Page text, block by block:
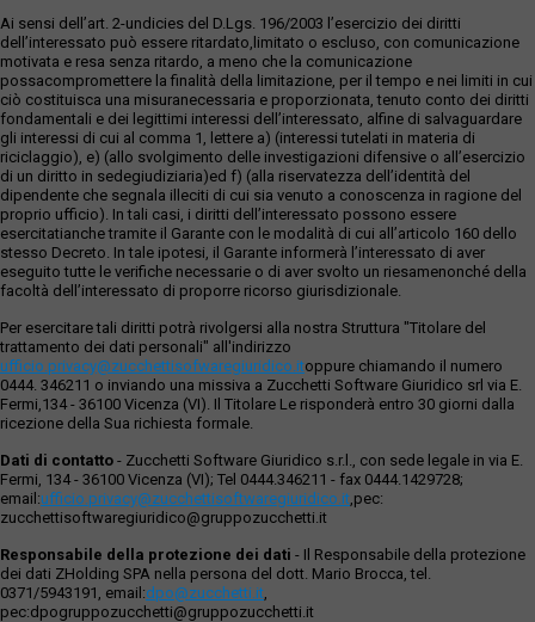
Ai sensi dell’art. 2-undicies del D.Lgs. 196/2003 l’esercizio dei diritti
dell’interessato può essere ritardato,limitato o escluso, con comunicazione
motivata e resa senza ritardo, a meno che la comunicazione
possacompromettere la finalità della limitazione, per il tempo e nei limiti in cui
ciò costituisca una misuranecessaria e proporzionata, tenuto conto dei diritti
fondamentali e dei legittimi interessi dell’interessato, alfine di salvaguardare
gli interessi di cui al comma 1, lettere a) (interessi tutelati in materia di
riciclaggio), e) (allo svolgimento delle investigazioni difensive o all’esercizio
di un diritto in sedegiudiziaria)ed f) (alla riservatezza dell’identità del
dipendente che segnala illeciti di cui sia venuto a conoscenza in ragione del
proprio ufficio). In tali casi, i diritti dell’interessato possono essere
esercitatianche tramite il Garante con le modalità di cui all’articolo 160 dello
stesso Decreto. In tale ipotesi, il Garante informerà l’interessato di aver
eseguito tutte le verifiche necessarie o di aver svolto un riesamenonché della
facoltà dell’interessato di proporre ricorso giurisdizionale.
Per esercitare tali diritti potrà rivolgersi alla nostra Struttura "Titolare del
trattamento dei dati personali" all'indirizzo
ufficio.privacy@zucchettisofwaregiuridico.itoppure chiamando il numero
0444. 346211 o inviando una missiva a Zucchetti Software Giuridico srl via E.
Fermi,134 - 36100 Vicenza (VI). Il Titolare Le risponderà entro 30 giorni dalla
ricezione della Sua richiesta formale.
Dati di contatto - Zucchetti Software Giuridico s.r.l., con sede legale in via E.
Fermi, 134 - 36100 Vicenza (VI); Tel 0444.346211 - fax 0444.1429728;
email:ufficio.privacy@zucchettisoftwaregiuridico.it ,pec:
zucchettisoftwaregiuridico@gruppozucchetti.it
Responsabile della protezione dei dati - Il Responsabile della protezione
dei dati ZHolding SPA nella persona del dott. Mario Brocca, tel.
0371/5943191, email:dpo@zucchetti.it
pec:dpogruppozucchetti@gruppozucchetti.it